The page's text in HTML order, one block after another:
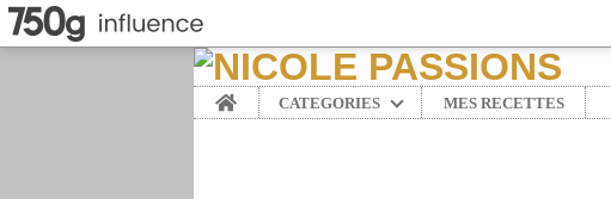
Home CATEGORIES MES RECETTES